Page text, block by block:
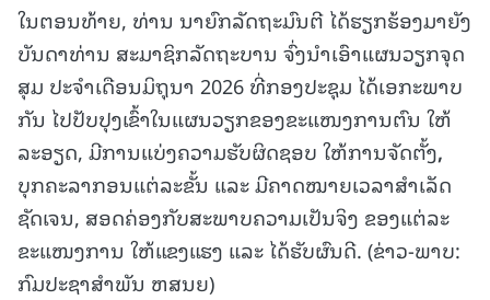
ໃນຕອນທ້າຍ, ທ່ານ ນາຍົກລັດຖະມົນຕີ ໄດ້ຮຽກຮ້ອງມາຍັງ
ບັນດາທ່ານ ສະມາຊິກລັດຖະບານ ຈົ່ງນໍາເອົາແຜນວຽກຈຸດ
ສຸມ ປະຈຳເດືອນມິຖຸນາ 2026 ທີ່ກອງປະຊຸມ ໄດ້ເອກະພາບ
ກັນ ໄປປັບປຸງເຂົ້າໃນແຜນວຽກຂອງຂະແໜງການຕົນ ໃຫ້
ລະອຽດ, ມີການແບ່ງຄວາມຮັບຜິດຊອບ ໃຫ້ການຈັດຕັ້ງ,
ບຸກຄະລາກອນແຕ່ລະຂັ້ນ ແລະ ມີຄາດໝາຍເວລາສຳເລັດ
ຊັດເຈນ, ສອດຄ່ອງກັບສະພາບຄວາມເປັນຈິງ ຂອງແຕ່ລະ
ຂະແໜງການ ໃຫ້ແຂງແຮງ ແລະ ໄດ້ຮັບຜົນດີ. (ຂ່າວ-ພາບ:
ກົມປະຊາສຳພັນ ຫສນຍ)